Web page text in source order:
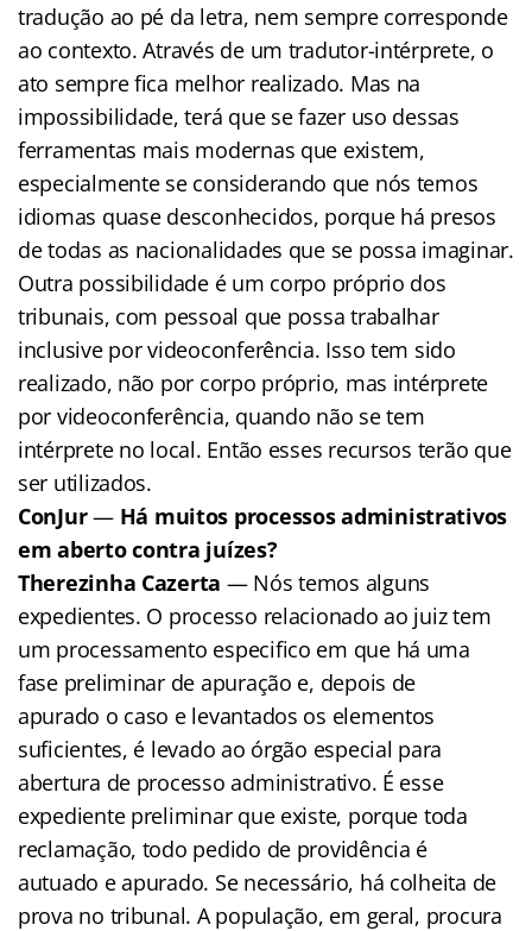
tradução ao pé da letra, nem sempre corresponde
ao contexto. Através de um tradutor-intérprete, o
ato sempre fica melhor realizado. Mas na
impossibilidade, terá que se fazer uso dessas
ferramentas mais modernas que existem,
especialmente se considerando que nós temos
idiomas quase desconhecidos, porque há presos
de todas as nacionalidades que se possa imaginar.
Outra possibilidade é um corpo próprio dos
tribunais, com pessoal que possa trabalhar
inclusive por videoconferência. Isso tem sido
realizado, não por corpo próprio, mas intérprete
por videoconferência, quando não se tem
intérprete no local. Então esses recursos terão que
ser utilizados.
ConJur—Há muitos processos administrativos
em aberto contra juízes?
Therezinha Cazerta — Nós temos alguns
expedientes. O processo relacionado ao juiz tem
um processamento especifico em que há uma
fase preliminar de apuração e, depois de
apurado o caso e levantados os elementos
suficientes, é levado ao órgão especial para
abertura de processo administrativo. É esse
expediente preliminar que existe, porque toda
reclamação, todo pedido de providência é
autuado e apurado. Se necessário, há colheita de
prova no tribunal. A população, em geral, procura